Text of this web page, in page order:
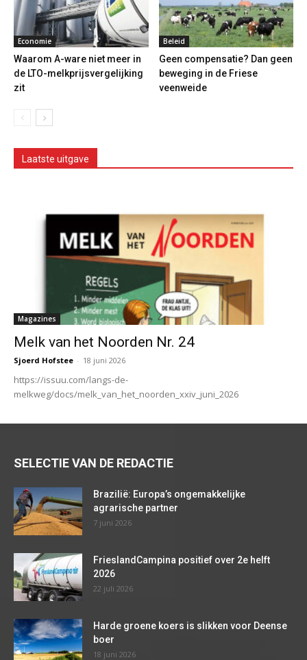
Economie
Waarom A-ware niet meer in
de LTO-melkprijsvergelijking
zit
Beleid
Geen compensatie? Dan geen
beweging in de Friese
veenweide
Laatste uitgave
Magazines
Melk van het Noorden Nr. 24
Sjoerd Hofstee - 18 juni 2026
https://issuu.com/langs-de-
melkweg/docs/melk_van_het_noorden_xxiv_juni_2026
SELECTIE VAN DE REDACTIE
Brazilië: Europa’s ongemakkelijke
agrarische partner
7 juni 2026
FrieslandCampina positief over 2e helft
2026
22 juli 2026
Harde groene koers is slikken voor Deense
boer
18 juni 2026